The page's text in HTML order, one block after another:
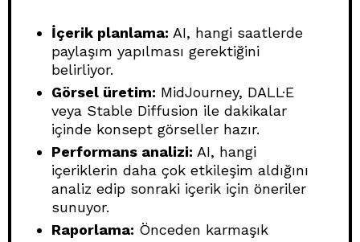
İçerik planlama: AI, hangi saatlerde
paylaşım yapılması gerektiğini
belirliyor.
Görsel üretim: MidJourney, DALL·E
veya Stable Diffusion ile dakikalar
içinde konsept görseller hazır.
Performans analizi: AI, hangi
içeriklerin daha çok etkileşim aldığını
analiz edip sonraki içerik için öneriler
sunuyor.
Raporlama: Önceden karmaşık